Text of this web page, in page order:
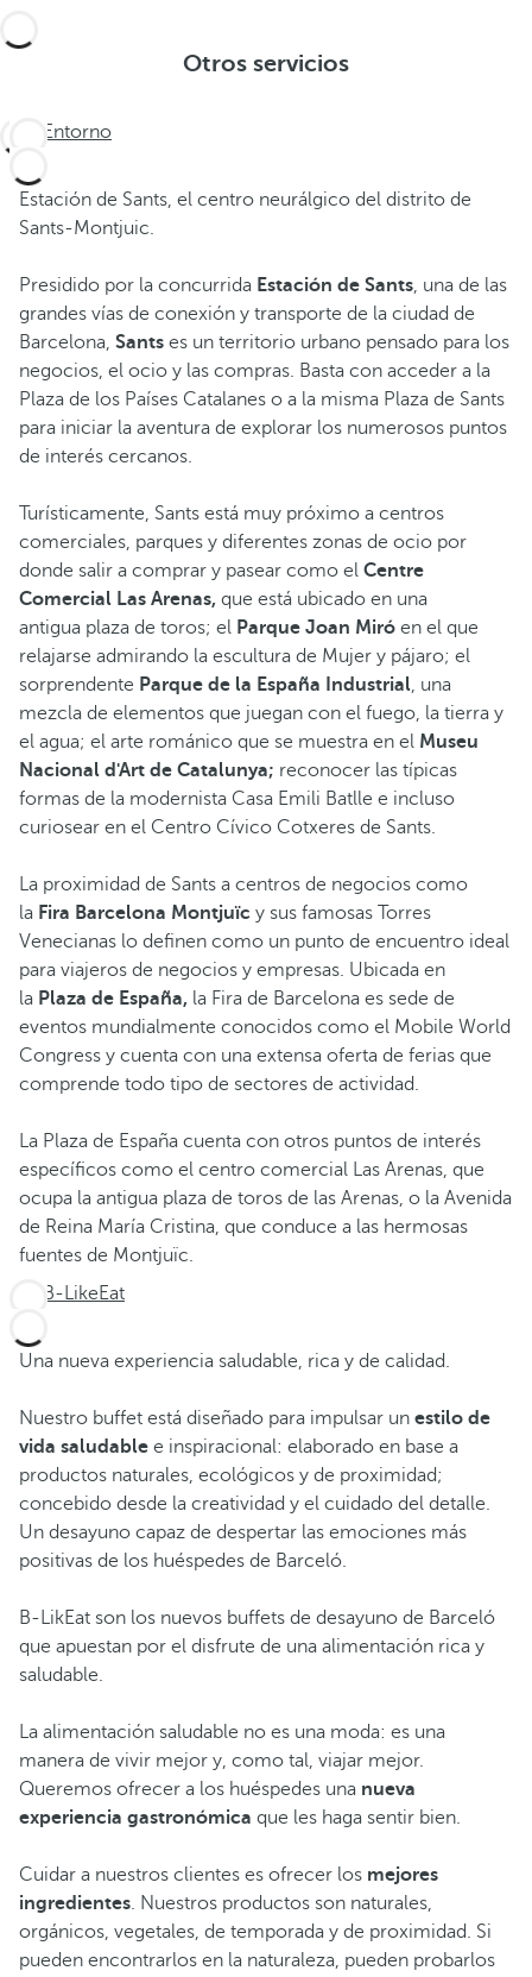
Otros servicios
Entorno
Estación de Sants, el centro neurálgico del distrito de
Sants-Montjuic.
Presidido por la concurrida Estación de Sants, una de las
grandes vías de conexión y transporte de la ciudad de
Barcelona, Sants es un territorio urbano pensado para los
negocios, el ocio y las compras. Basta con acceder a la
Plaza de los Países Catalanes o a la misma Plaza de Sants
para iniciar la aventura de explorar los numerosos puntos
de interés cercanos.
Turísticamente, Sants está muy próximo a centros
comerciales, parques y diferentes zonas de ocio por
donde salir a comprar y pasear como el Centre
Comercial Las Arenas, que está ubicado en una
antigua plaza de toros; el Parque Joan Miró en el que
relajarse admirando la escultura de Mujer y pájaro; el
sorprendente Parque de la España Industrial, una
mezcla de elementos que juegan con el fuego, la tierra y
el agua; el arte románico que se muestra en el Museu
Nacional d'Art de Catalunya; reconocer las típicas
formas de la modernista Casa Emili Batlle e incluso
curiosear en el Centro Cívico Cotxeres de Sants.
La proximidad de Sants a centros de negocios como
la Fira Barcelona Montjuïc y sus famosas Torres
Venecianas lo definen como un punto de encuentro ideal
para viajeros de negocios y empresas. Ubicada en
la Plaza de España, la Fira de Barcelona es sede de
eventos mundialmente conocidos como el Mobile World
Congress y cuenta con una extensa oferta de ferias que
comprende todo tipo de sectores de actividad.
La Plaza de España cuenta con otros puntos de interés
específicos como el centro comercial Las Arenas, que
ocupa la antigua plaza de toros de las Arenas, o la Avenida
de Reina María Cristina, que conduce a las hermosas
fuentes de Montjuïc.
B-LikeEat
Una nueva experiencia saludable, rica y de calidad.
Nuestro buffet está diseñado para impulsar un estilo de
vida saludable e inspiracional: elaborado en base a
productos naturales, ecológicos y de proximidad;
concebido desde la creatividad y el cuidado del detalle.
Un desayuno capaz de despertar las emociones más
positivas de los huéspedes de Barceló.
B-LikEat son los nuevos buffets de desayuno de Barceló
que apuestan por el disfrute de una alimentación rica y
saludable.
La alimentación saludable no es una moda: es una
manera de vivir mejor y, como tal, viajar mejor.
Queremos ofrecer a los huéspedes una nueva
experiencia gastronómica que les haga sentir bien.
Cuidar a nuestros clientes es ofrecer los mejores
ingredientes. Nuestros productos son naturales,
orgánicos, vegetales, de temporada y de proximidad. Si
pueden encontrarlos en la naturaleza, pueden probarlos